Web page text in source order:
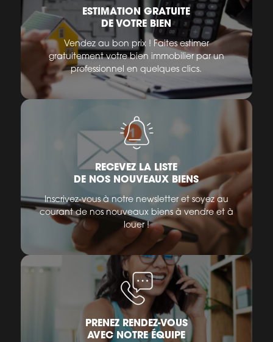
ESTIMATION GRATUITE
DE VOTRE BIEN
Vendez au bon prix ! Faites estimer
gratuitement votre bien immobilier par un
professionnel en quelques clics.
RECEVEZ LA LISTE
DE NOS NOUVEAUX BIENS
Inscrivez-vous à notre newsletter et soyez au
courant de nos nouveaux biens à vendre et à
louer !
PRENEZ RENDEZ-VOUS
AVEC NOTRE ÉQUIPE